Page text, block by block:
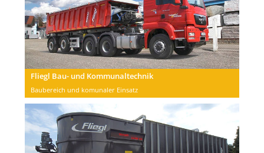
Fliegl Bau- und Kommunaltechnik
Baubereich und komunaler Einsatz